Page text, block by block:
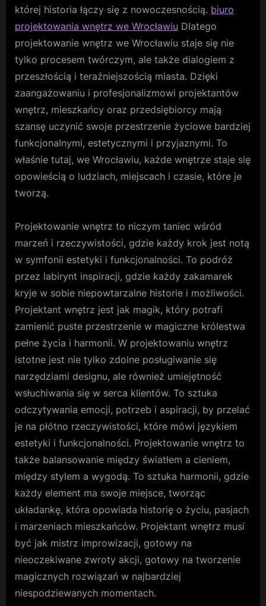
której historia łączy się z nowoczesnością. biuro
projektowania wnętrz we Wrocławiu Dlatego
projektowanie wnętrz we Wrocławiu staje się nie
tylko procesem twórczym, ale także dialogiem z
przeszłością i teraźniejszością miasta. Dzięki
zaangażowaniu i profesjonalizmowi projektantów
wnętrz, mieszkańcy oraz przedsiębiorcy mają
szansę uczynić swoje przestrzenie życiowe bardziej
funkcjonalnymi, estetycznymi i przyjaznymi. To
właśnie tutaj, we Wrocławiu, każde wnętrze staje się
opowieścią o ludziach, miejscach i czasie, które je
tworzą.
Projektowanie wnętrz to niczym taniec wśród
marzeń i rzeczywistości, gdzie każdy krok jest notą
w symfonii estetyki i funkcjonalności. To podróż
przez labirynt inspiracji, gdzie każdy zakamarek
kryje w sobie niepowtarzalne historie i możliwości.
Projektant wnętrz jest jak magik, który potrafi
zamienić puste przestrzenie w magiczne królestwa
pełne życia i harmonii. W projektowaniu wnętrz
istotne jest nie tylko zdolne posługiwanie się
narzędziami designu, ale również umiejętność
wsłuchiwania się w serca klientów. To sztuka
odczytywania emocji, potrzeb i aspiracji, by przelać
je na płótno rzeczywistości, które mówi językiem
estetyki i funkcjonalności. Projektowanie wnętrz to
także balansowanie między światłem a cieniem,
między stylem a wygodą. To sztuka harmonii, gdzie
każdy element ma swoje miejsce, tworząc
układankę, która opowiada historię o życiu, pasjach
i marzeniach mieszkańców. Projektant wnętrz musi
być jak mistrz improwizacji, gotowy na
nieoczekiwane zwroty akcji, gotowy na tworzenie
magicznych rozwiązań w najbardziej
niespodziewanych momentach.